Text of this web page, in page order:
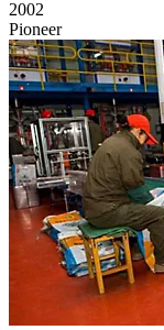
2002
Pioneer